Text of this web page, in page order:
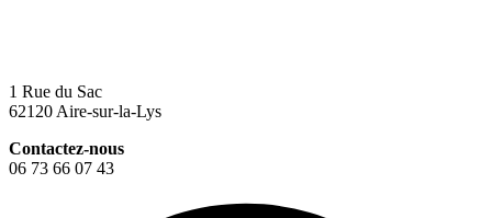
1 Rue du Sac
62120 Aire-sur-la-Lys
Contactez-nous
06 73 66 07 43